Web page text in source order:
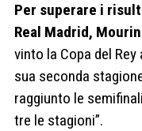
Per superare i
Real Madrid,
vinto la Copa del
sua seconda
raggiunto le
tre le stagioni”.